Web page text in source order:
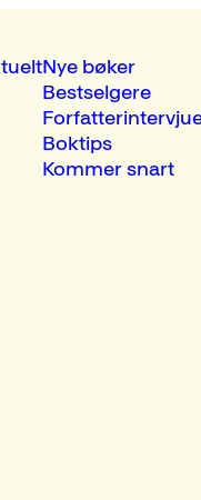
Nye bøker
Bestselgere
Boktips
Kommer snart